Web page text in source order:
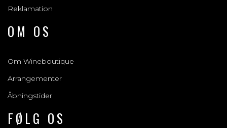
Reklamation
OM OS
Om Wineboutique
Arrangementer
Åbningstider
FØLG OS